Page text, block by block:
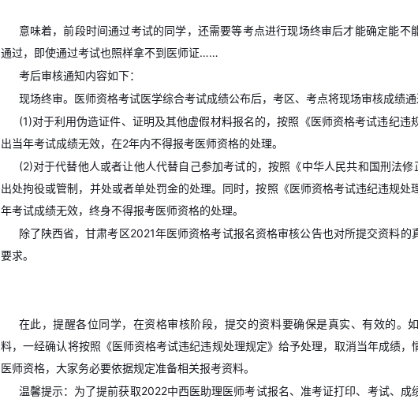
意味着，前段时间通过考试的同学，还需要等考点进行现场终审后才能确定能不
通过，即使通过考试也照样拿不到医师证……
考后审核通知内容如下：
现场终审。医师资格考试医学综合考试成绩公布后，考区、考点将现场审核成绩通
(1)对于利用伪造证件、证明及其他虚假材料报名的，按照《医师资格考试违纪违
出当年考试成绩无效，在2年内不得报考医师资格的处理。
(2)对于代替他人或者让他人代替自己参加考试的，按照《中华人民共和国刑法
出处拘役或管制，并处或者单处罚金的处理。同时，按照《医师资格考试违纪违规处
年考试成绩无效，终身不得报考医师资格的处理。
除了陕西省，甘肃考区2021年医师资格考试报名资格审核公告也对所提交资料的
要求。
在此，提醒各位同学，在资格审核阶段，提交的资料要确保是真实、有效的。
料，一经确认将按照《医师资格考试违纪违规处理规定》给予处理，取消当年成绩，
医师资格，大家务必要依据规定准备相关报考资料。
温馨提示：为了提前获取2022中西医助理医师考试报名、准考证打印、考试、成